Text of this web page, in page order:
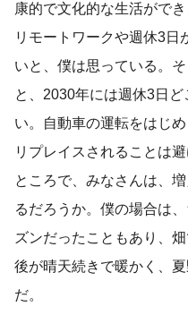
康的で文化的な生活がで
リモートワークや週休3日
いと、僕は思っている。
と、2030年には週休3日
い。自動車の運転をはじ
リプレイスされることは避
ところで、みなさんは、
るだろうか。僕の場合は
ズンだったこともあり、
後が晴天続きで暖かく、
だ。